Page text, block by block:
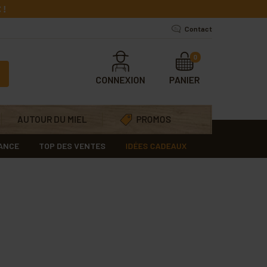
!
Contact
CONNEXION PANIER
0
AUTOUR DU MIEL PROMOS
TOP DES VENTES IDÉES CADEAUX